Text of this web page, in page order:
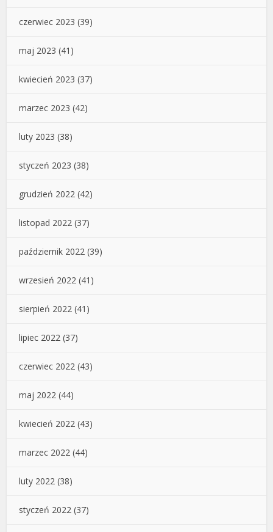
czerwiec 2023 (39)
maj 2023 (41)
kwiecień 2023 (37)
marzec 2023 (42)
luty 2023 (38)
styczeń 2023 (38)
grudzień 2022 (42)
listopad 2022 (37)
październik 2022 (39)
wrzesień 2022 (41)
sierpień 2022 (41)
lipiec 2022 (37)
czerwiec 2022 (43)
maj 2022 (44)
kwiecień 2022 (43)
marzec 2022 (44)
luty 2022 (38)
styczeń 2022 (37)